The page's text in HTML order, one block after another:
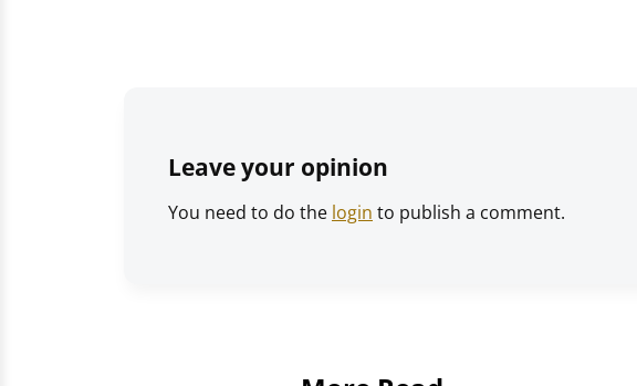
Leave your opinion
You need to do the login to publish a comment.